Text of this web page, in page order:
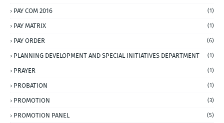
PAY COM 2016 (1)
PAY MATRIX (1)
PAY ORDER (6)
PLANNING DEVELOPMENT AND SPECIAL INITIATIVES DEPARTMENT (1)
PRAYER (1)
PROBATION (1)
PROMOTION (3)
PROMOTION PANEL (5)